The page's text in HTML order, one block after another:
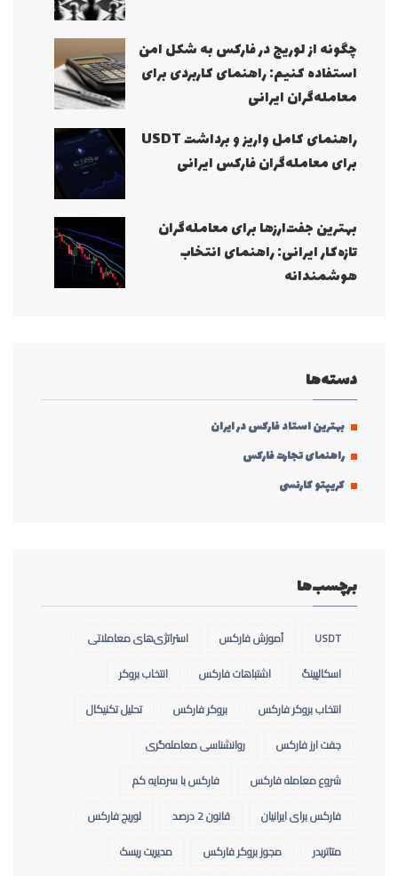
چگونه از لوریج در فارکس به شکل امن
استفاده کنیم: راهنمای کاربردی برای
معامله‌گران ایرانی
راهنمای کامل واریز و برداشت USDT
برای معامله‌گران فارکس ایرانی
بهترین جفت‌ارزها برای معامله‌گران
تازه‌کار ایرانی: راهنمای انتخاب
هوشمندانه
دسته‌ها
بهترین استاد فارکس در ایران
راهنمای تجارت فارکس
کریپتو کارنسی
برچسب‌ها
USDT آموزش فارکس
استراتژی‌های معاملاتی
اسکالپینگ
اشتباهات فارکس
انتخاب بروکر
انتخاب بروکر فارکس
بروکر فارکس
تحلیل تکنیکال
جفت ارز فارکس
روانشناسی معامله‌گری
شروع معامله فارکس
فارکس با سرمایه کم
فارکس برای ایرانیان
قانون 2 درصد
لوریج فارکس
متاتریدر
مجوز بروکر فارکس
مدیریت ریسک